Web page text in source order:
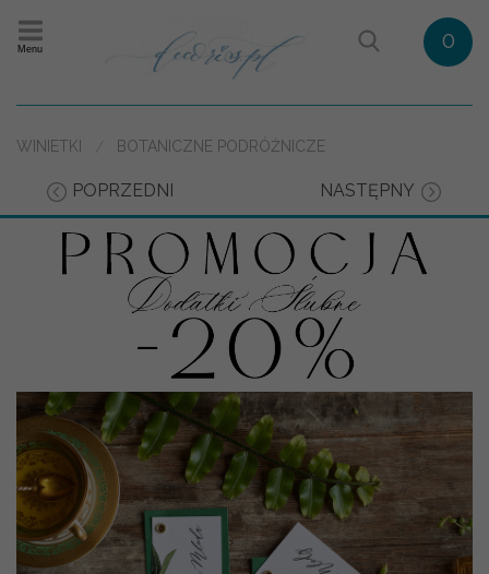
Menu 0
WINIETKI BOTANICZNE PODRÓŻNICZE
POPRZEDNI NASTĘPNY